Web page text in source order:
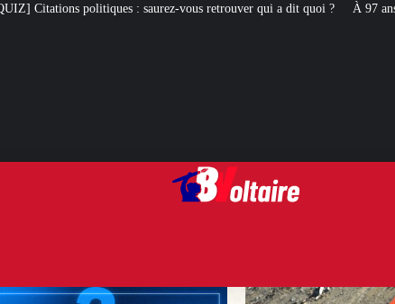
vous retrouver qui a dit quoi ? À 97 ans, le cardinal Simoni